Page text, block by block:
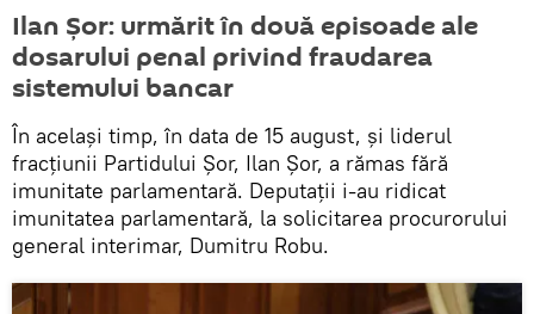
Ilan Șor: urmărit în două episoade ale
dosarului penal privind fraudarea
sistemului bancar
În același timp, în data de 15 august, și liderul
fracțiunii Partidului Șor, Ilan Șor, a rămas fără
imunitate parlamentară. Deputații i-au ridicat
imunitatea parlamentară, la solicitarea procurorului
general interimar, Dumitru Robu.